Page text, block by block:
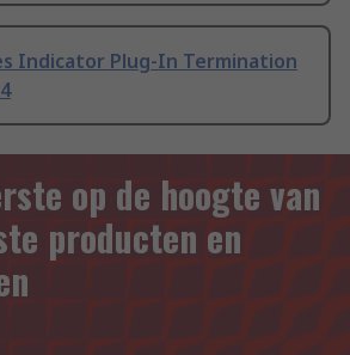
Indicator Plug-In Termination
op de hoogte van
producten en